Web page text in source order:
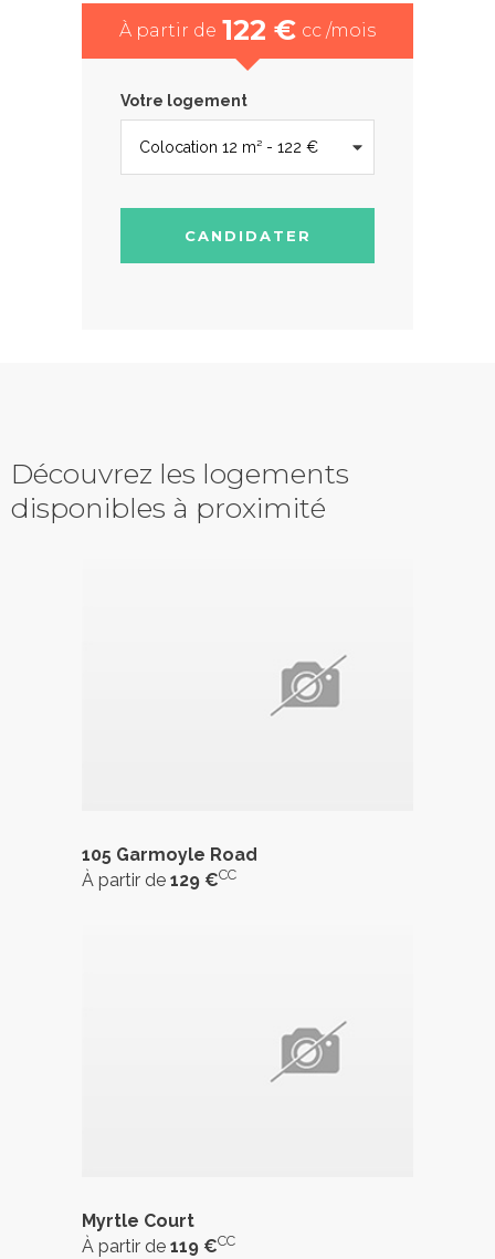
À partir de 122 € cc /mois
Votre logement
CANDIDATER
Découvrez les logements
disponibles à proximité
105 Garmoyle Road
À partir de 129 €CC
Myrtle Court
À partir de 119 €CC